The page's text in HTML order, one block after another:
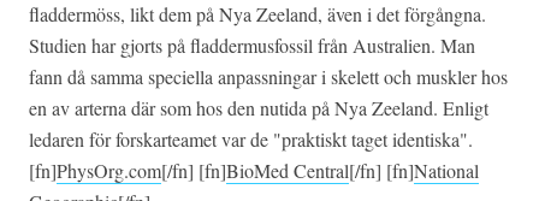
fladdermöss, likt dem på Nya Zeeland, även i det förgångna.
Studien har gjorts på fladdermusfossil från Australien. Man
fann då samma speciella anpassningar i skelett och muskler hos
en av arterna där som hos den nutida på Nya Zeeland. Enligt
ledaren för forskarteamet var de "praktiskt taget identiska".
[fn]PhysOrg.com[/fn] [fn]BioMed Central[/fn] [fn]National